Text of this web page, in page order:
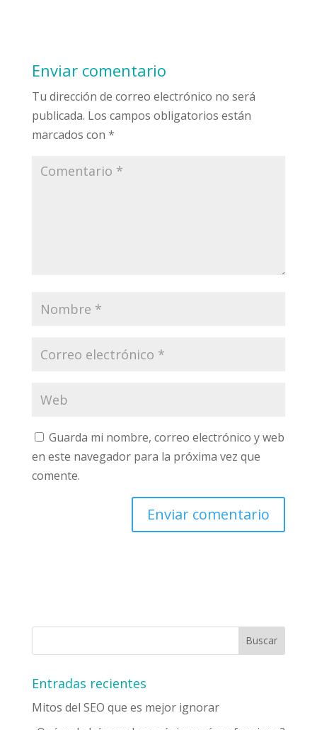
Enviar comentario
Tu dirección de correo electrónico no será
publicada. Los campos obligatorios están
marcados con *
Guarda mi nombre, correo electrónico y web
en este navegador para la próxima vez que
comente.
Entradas recientes
Mitos del SEO que es mejor ignorar